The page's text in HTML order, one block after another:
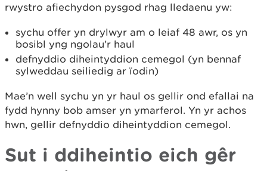
rwystro afiechydon pysgod rhag lledaenu yw:
sychu offer yn drylwyr am o leiaf 48 awr, os yn
bosibl yng ngolau’r haul
defnyddio diheintyddion cemegol (yn bennaf
sylweddau seiliedig ar ïodin)
Mae’n well sychu yn yr haul os gellir ond efallai na
fydd hynny bob amser yn ymarferol. Yn yr achos
hwn, gellir defnyddio diheintyddion cemegol.
Sut i ddiheintio eich gêr